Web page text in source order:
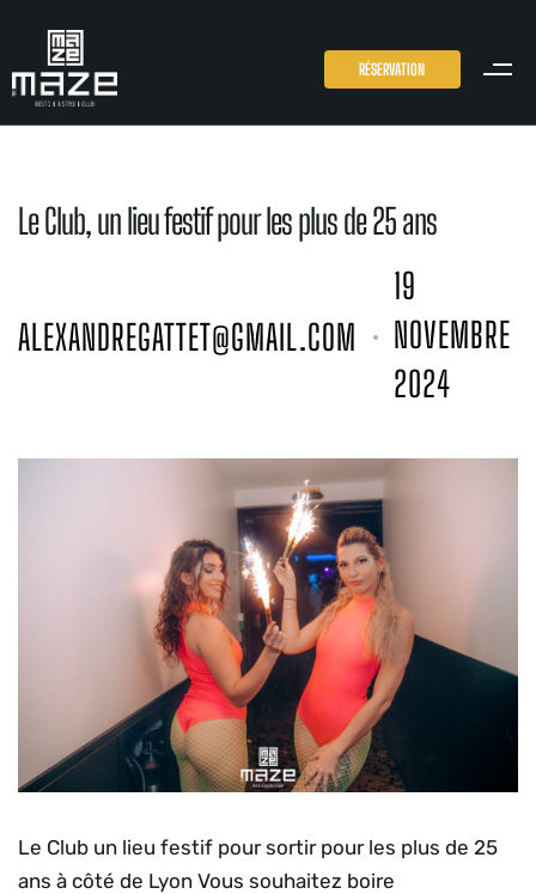
RÉSERVATION
Le Club, un lieu festif pour les plus de 25 ans
ALEXANDREGATTET@GMAIL.COM
19
NOVEMBRE
2024
Le Club un lieu festif pour sortir pour les plus de 25
ans à côté de Lyon Vous souhaitez boire